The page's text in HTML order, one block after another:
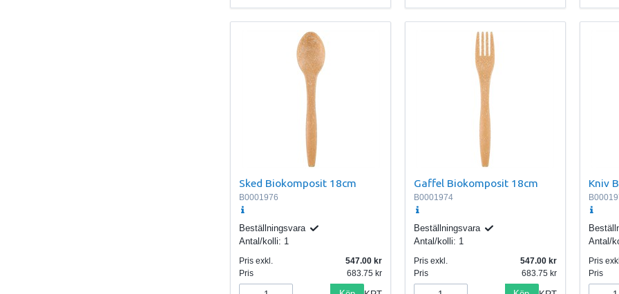
Sked Biokomposit 18cm
B0001976
Beställningsvara
Antal/kolli: 1
Pris exkl.
547.00
Pris
683.75
Gaffel Biokomposit 18cm
B0001974
Beställningsvara
Antal/kolli: 1
Pris exkl.
547.00
Pris
683.75
Kniv
Antal/
Pris
Pris